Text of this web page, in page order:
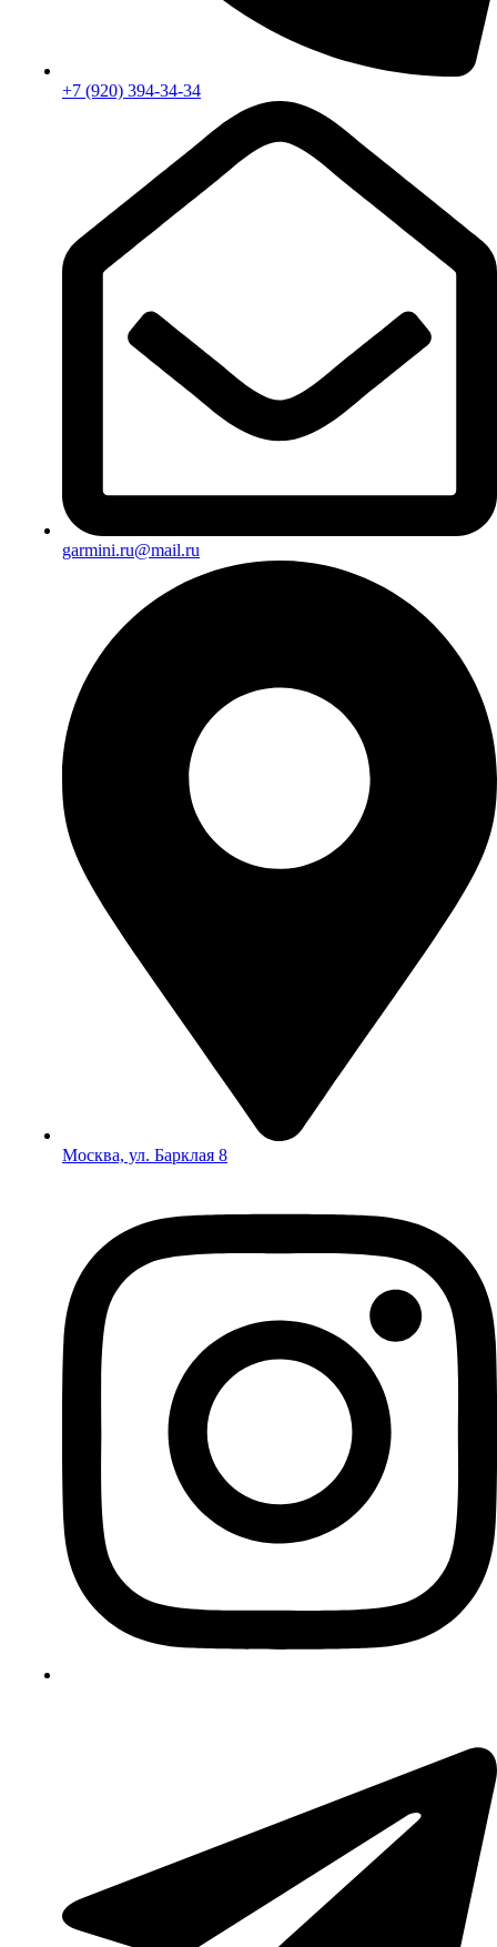
+7 (920) 394-34-34
garmini.ru@mail.ru
Москва, ул. Барклая 8